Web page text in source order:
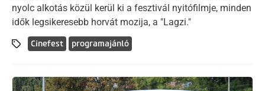
nyolc alkotás közül kerül ki a fesztivál nyitófilmje, minden
idők legsikeresebb horvát mozija, a "Lagzi."
Cinefest programajánló